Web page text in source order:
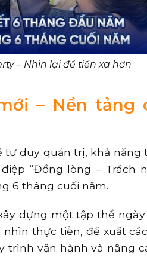
– Nhìn lại để tiến xa hơn
– Nền tảng
tư duy quản trị, khả năng
“Đồng lòng – Trách
6 tháng cuối năm.
dựng một tập thể
thực tiễn, đề xuất
trình vận hành và nâng